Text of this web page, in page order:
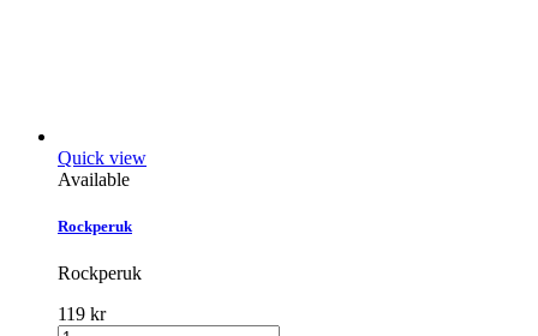
Quick view
Available
Rockperuk
Rockperuk
119 kr